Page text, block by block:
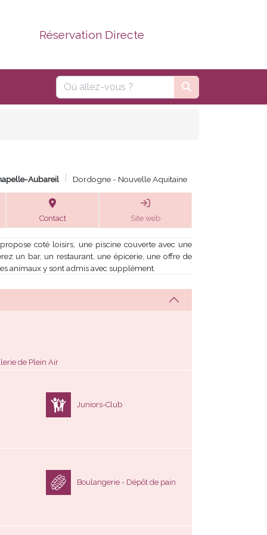
Réservation Directe
Aubareil Dordogne - Nouvelle Aquitaine
Contact Site web
coté loisirs, une piscine couverte avec une
un bar, un restaurant, une épicerie, une offre de
animaux y sont admis avec supplément.
de Plein Air
Juniors-Club
Boulangerie - Dépôt de pain